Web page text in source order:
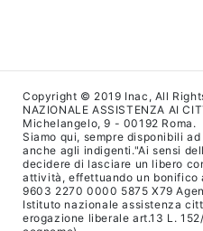
Copyright © 2019 Inac, All
NAZIONALE ASSISTENZA AI
Michelangelo, 9 - 00192 Roma.
Siamo qui, sempre disponibili
anche agli indigenti."Ai sensi
decidere di lasciare un libero
attività, effettuando un bonifico
9603 2270 0000 5875 X79
Istituto nazionale assistenza
erogazione liberale art.13 L.